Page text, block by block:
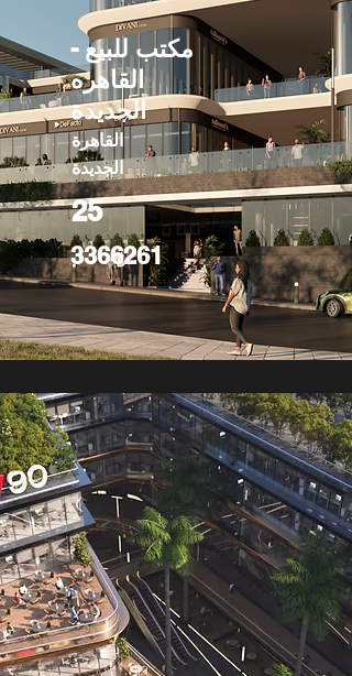
مكتب للبيع -
القاهره
الجديدة
القاهرة
الجديدة
25
3366261